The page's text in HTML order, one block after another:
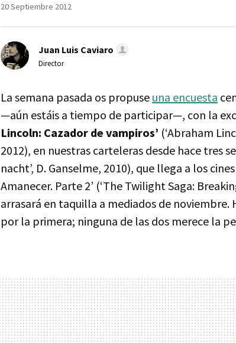
20 Septiembre 2012
Juan Luis Caviaro
Director
La semana pasada os propuse una encuesta
—aún estáis a tiempo de participar—, con la
Lincoln: Cazador de vampiros’ (‘Abraham
2012), en nuestras carteleras desde hace tres
nacht’, D. Ganselme, 2010), que llega a los
Amanecer. Parte 2’ (‘The Twilight Saga:
arrasará en taquilla a mediados de
por la primera; ninguna de las dos merece la